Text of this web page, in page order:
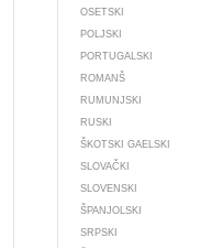
OSETSKI
POLJSKI
PORTUGALSKI
ROMANŠ
RUMUNJSKI
RUSKI
ŠKOTSKI GAELSKI
SLOVAČKI
SLOVENSKI
ŠPANJOLSKI
SRPSKI